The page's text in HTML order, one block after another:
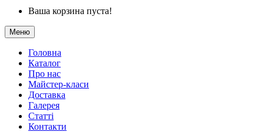
Ваша корзина пуста!
Меню
Головна
Каталог
Про нас
Майстер-класи
Доставка
Галерея
Статтi
Контакти